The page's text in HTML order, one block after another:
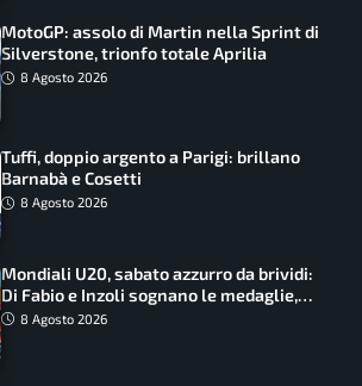
MotoGP: assolo di Martin nella Sprint di
Silverstone, trionfo totale Aprilia
8 Agosto 2026
Tuffi, doppio argento a Parigi: brillano
Barnabà e Cosetti
8 Agosto 2026
Mondiali U20, sabato azzurro da brividi:
Di Fabio e Inzoli sognano le medaglie,
Castellani e Succo in finale
8 Agosto 2026